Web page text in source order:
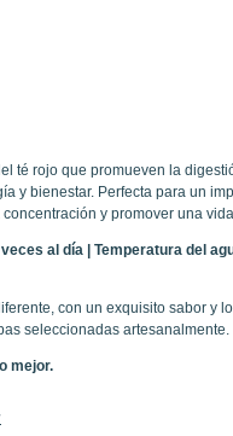
té rojo que promueven la
y bienestar. Perfecta para un
y promover una
al día | Temperatura del
con un exquisito sabor y
seleccionadas artesanalmente.
mejor.